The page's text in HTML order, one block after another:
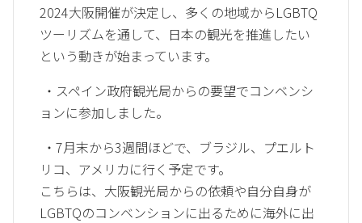
2024大阪開催が決定し、多くの地域からLGBTQ
ツーリズムを通して、日本の観光を推進したい
という動きが始まっています。
・スペイン政府観光局からの要望でコンベンシ
ョンに参加しました。
・7月末から3週間ほどで、ブラジル、プエルト
リコ、アメリカに行く予定です。
こちらは、大阪観光局からの依頼や自分自身が
LGBTQのコンベンションに出るために海外に出